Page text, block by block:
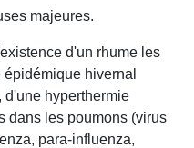
majeures.
d'un rhume les
hivernal
d'une hyperthermie
dans les poumons (virus
para-influenza,